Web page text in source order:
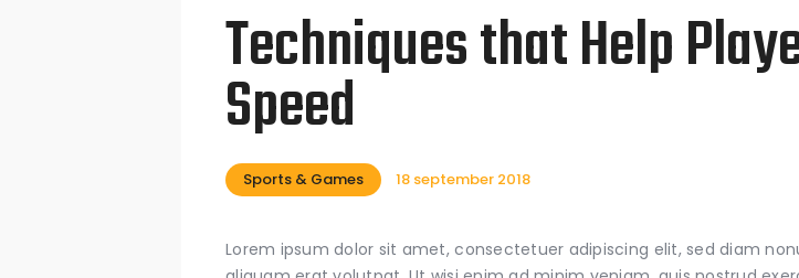
Techniques that Help
Speed
Sports & Games 18 september 2018
Lorem ipsum dolor sit amet, consectetuer adipiscing elit, sed diam